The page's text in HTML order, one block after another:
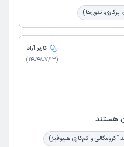
پرکاری، ندول‌ها)
کاربر آزاد
(
1404/07/13
)
هستند
آکرومگالی و کم‌کاری هیپوفیز)